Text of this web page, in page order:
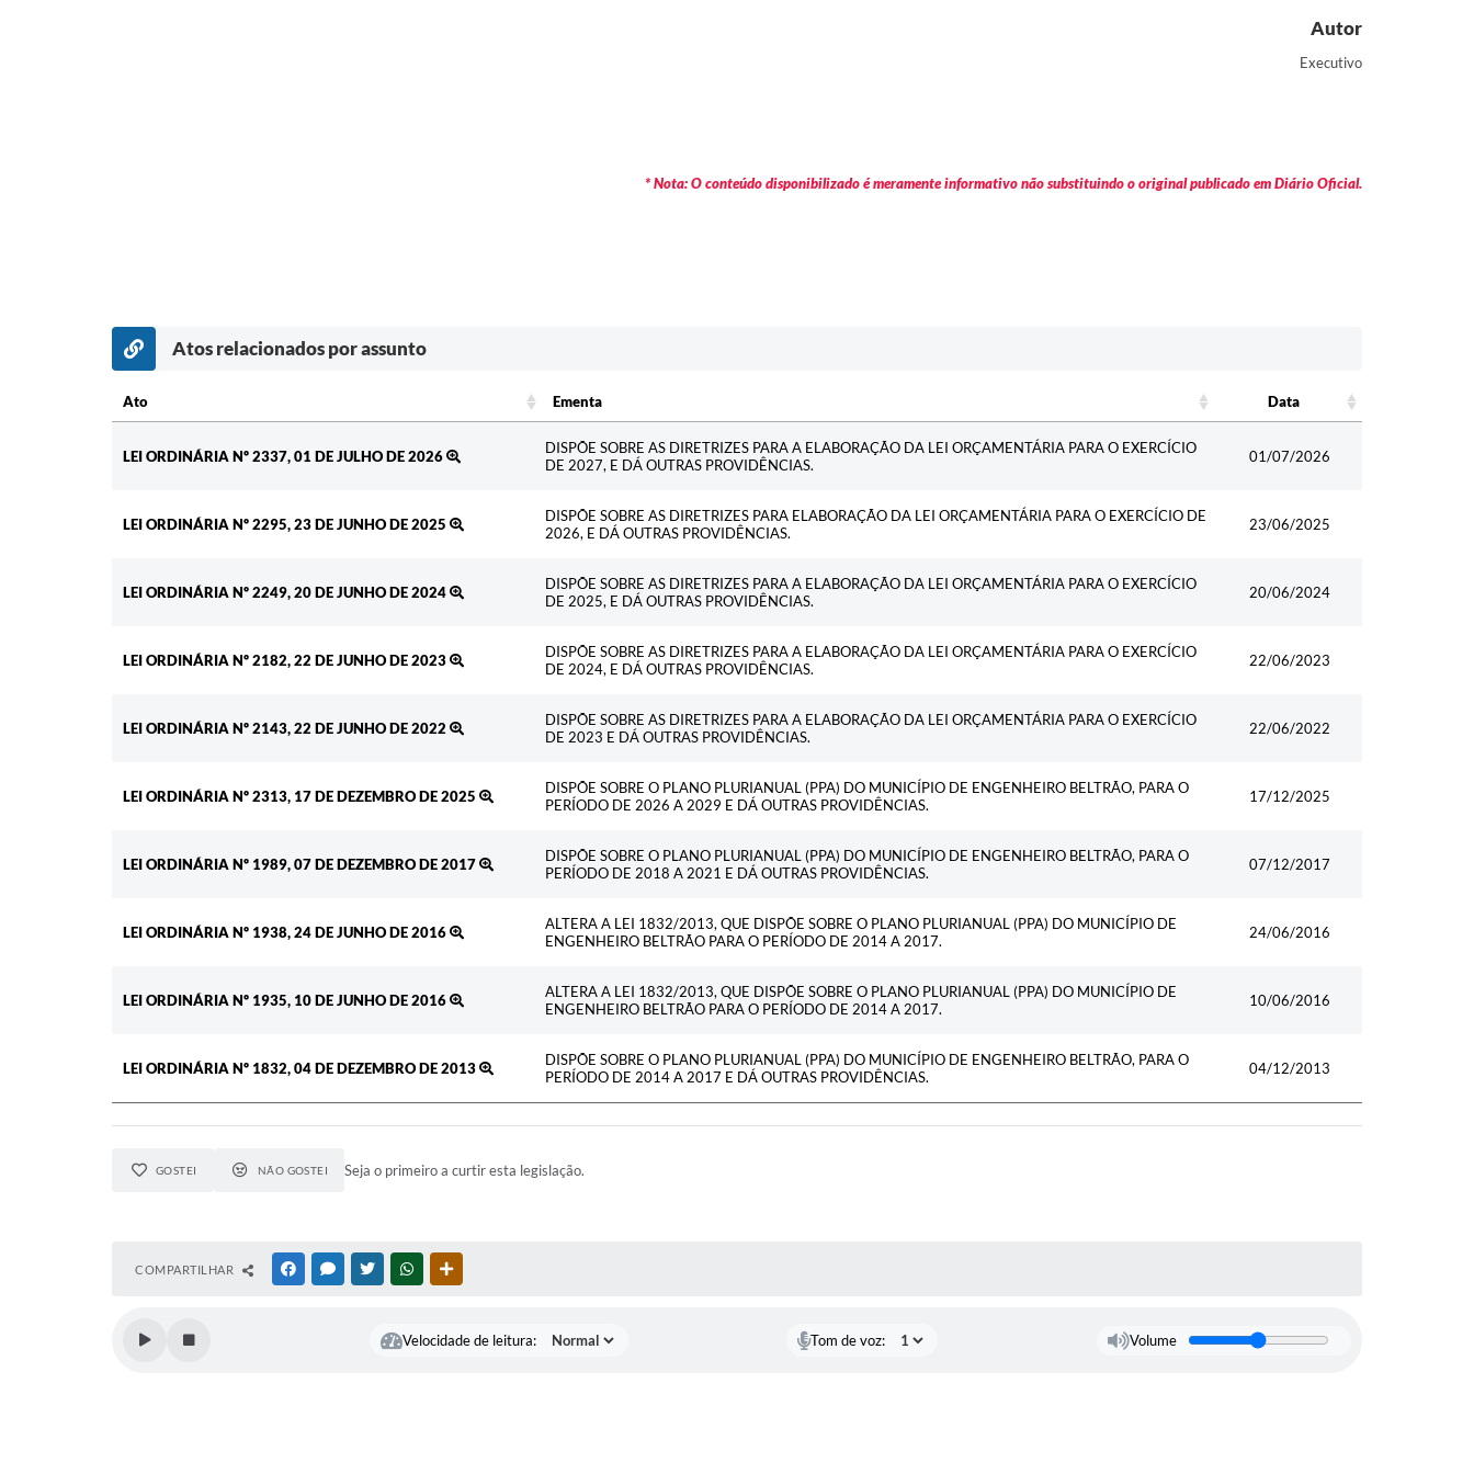
Autor
Executivo
* Nota: O conteúdo disponibilizado é meramente informativo não substituindo o original publicado em Diário Oficial.
Atos relacionados por assunto
Ato Ementa
Data
LEI ORDINÁRIA Nº 2337, 01 DE JULHO DE 2026
DISPÕE SOBRE AS DIRETRIZES PARA A ELABORAÇÃO DA LEI ORÇAMENTÁRIA PARA O EXERCÍCIO
DE 2027, E DÁ OUTRAS PROVIDÊNCIAS.
01/07/2026
LEI ORDINÁRIA Nº 2295, 23 DE JUNHO DE 2025
DISPÕE SOBRE AS DIRETRIZES PARA ELABORAÇÃO DA LEI ORÇAMENTÁRIA PARA O EXERCÍCIO DE
2026, E DÁ OUTRAS PROVIDÊNCIAS.
23/06/2025
LEI ORDINÁRIA Nº 2249, 20 DE JUNHO DE 2024
DISPÕE SOBRE AS DIRETRIZES PARA A ELABORAÇÃO DA LEI ORÇAMENTÁRIA PARA O EXERCÍCIO
DE 2025, E DÁ OUTRAS PROVIDÊNCIAS.
20/06/2024
LEI ORDINÁRIA Nº 2182, 22 DE JUNHO DE 2023
DISPÕE SOBRE AS DIRETRIZES PARA A ELABORAÇÃO DA LEI ORÇAMENTÁRIA PARA O EXERCÍCIO
DE 2024, E DÁ OUTRAS PROVIDÊNCIAS.
22/06/2023
LEI ORDINÁRIA Nº 2143, 22 DE JUNHO DE 2022
DISPÕE SOBRE AS DIRETRIZES PARA A ELABORAÇÃO DA LEI ORÇAMENTÁRIA PARA O EXERCÍCIO
DE 2023 E DÁ OUTRAS PROVIDÊNCIAS.
22/06/2022
LEI ORDINÁRIA Nº 2313, 17 DE DEZEMBRO DE 2025
DISPÕE SOBRE O PLANO PLURIANUAL (PPA) DO MUNICÍPIO DE ENGENHEIRO BELTRÃO, PARA O
PERÍODO DE 2026 A 2029 E DÁ OUTRAS PROVIDÊNCIAS.
17/12/2025
LEI ORDINÁRIA Nº 1989, 07 DE DEZEMBRO DE 2017
DISPÕE SOBRE O PLANO PLURIANUAL (PPA) DO MUNICÍPIO DE ENGENHEIRO BELTRÃO, PARA O
PERÍODO DE 2018 A 2021 E DÁ OUTRAS PROVIDÊNCIAS.
07/12/2017
LEI ORDINÁRIA Nº 1938, 24 DE JUNHO DE 2016
ALTERA A LEI 1832/2013, QUE DISPÕE SOBRE O PLANO PLURIANUAL (PPA) DO MUNICÍPIO DE
ENGENHEIRO BELTRÃO PARA O PERÍODO DE 2014 A 2017.
24/06/2016
LEI ORDINÁRIA Nº 1935, 10 DE JUNHO DE 2016
ALTERA A LEI 1832/2013, QUE DISPÕE SOBRE O PLANO PLURIANUAL (PPA) DO MUNICÍPIO DE
ENGENHEIRO BELTRÃO PARA O PERÍODO DE 2014 A 2017.
10/06/2016
LEI ORDINÁRIA Nº 1832, 04 DE DEZEMBRO DE 2013
DISPÕE SOBRE O PLANO PLURIANUAL (PPA) DO MUNICÍPIO DE ENGENHEIRO BELTRÃO, PARA O
PERÍODO DE 2014 A 2017 E DÁ OUTRAS PROVIDÊNCIAS.
04/12/2013
GOSTEI NÃO GOSTEI Seja o primeiro a curtir esta legislação.
COMPARTILHAR FACEBOOKMESSENGER
TWITTERWHATSAPP
Velocidade de leitura: Tom de voz: Volume